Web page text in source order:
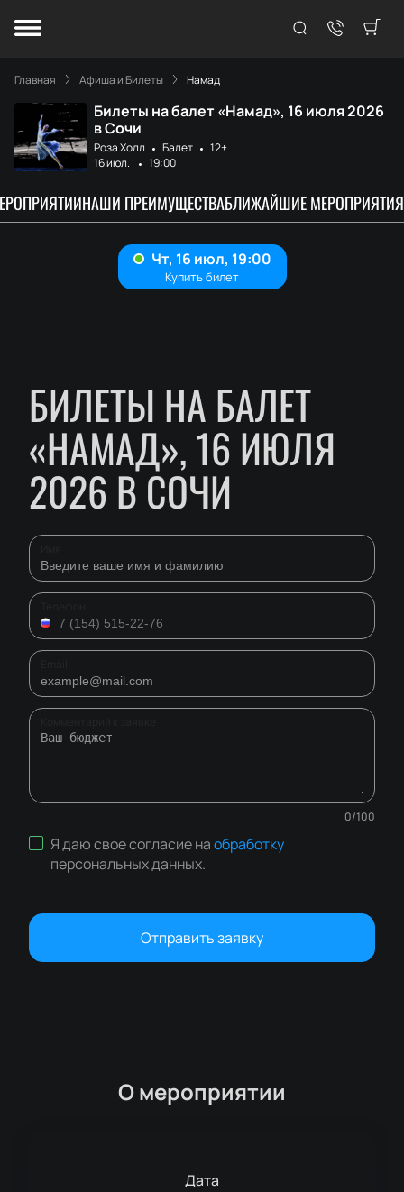
Главная Афиша и Билеты Намад
Билеты на балет «Намад», 16 июля 2026
в Сочи
Роза Холл Балет
12+
16 июл.
19:00
НАШИ ПРЕИМУЩЕСТВАБЛИЖАЙШИЕ МЕРОПРИЯТИЯ
БИЛЕТЫ НА БАЛЕТ
«НАМАД», 16 ИЮЛЯ
2026 В СОЧИ
0/100
Я даю свое согласие наобработку
персональных данных.
Отправить заявку
О мероприятии
Дата